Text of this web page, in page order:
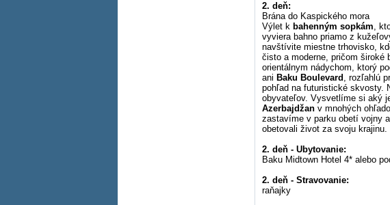
2. deň:
Brána do Kaspického mora
Výlet k bahenným sopkám,
vyviera bahno priamo z
navštívite miestne trhovisko,
čisto a moderne, pričom široké
orientálnym nádychom, ktorý
ani Baku Boulevard , rozľahlú
pohľad na futuristické skvosty.
obyvateľov. Vysvetlíme si aký
Azerbajdžan v mnohých
zastavíme v parku obetí vojny
obetovali život za svoju krajinu.
2. deň - Ubytovanie:
Baku Midtown Hotel 4* alebo
2. deň - Stravovanie:
raňajky